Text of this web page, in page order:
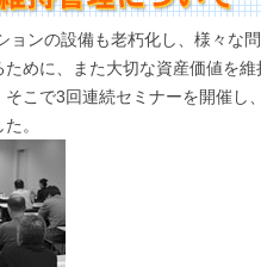
ョンの設備も老朽化し、様々な
めに、また大切な資産価値を
こで3回連続セミナーを開催し
。